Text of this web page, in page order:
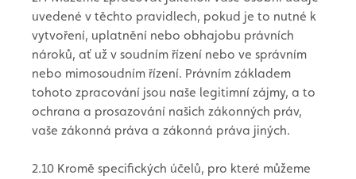
uvedené v těchto pravidlech, pokud je to nutné k
vytvoření, uplatnění nebo obhajobu právních
nároků, ať už v soudním řízení nebo ve správním
nebo mimosoudním řízení. Právním základem
tohoto zpracování jsou naše legitimní zájmy, a to
ochrana a prosazování našich zákonných práv,
vaše zákonná práva a zákonná práva jiných.
2.10 Kromě specifických účelů, pro které můžeme